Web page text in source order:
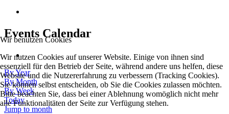
Events Calendar
By Year
By Month
By Week
Today
Jump to month
Wir benutzen Cookies
Wir nutzen Cookies auf unserer Website. Einige von ihnen sind
essenziell für den Betrieb der Seite, während andere uns helfen, diese
Website und die Nutzererfahrung zu verbessern (Tracking Cookies).
Sie können selbst entscheiden, ob Sie die Cookies zulassen möchten.
Bitte beachten Sie, dass bei einer Ablehnung womöglich nicht mehr
alle Funktionalitäten der Seite zur Verfügung stehen.